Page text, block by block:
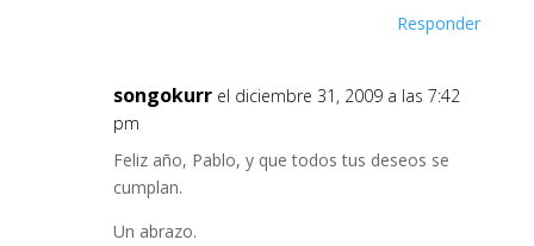
Responder
songokurr el diciembre 31, 2009 a las 7:42
pm
Feliz año, Pablo, y que todos tus deseos se
cumplan.
Un abrazo.